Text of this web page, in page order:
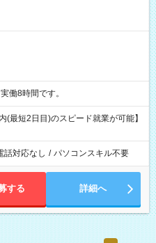
うち実働8時間です。
(最短2日目)のスピード就業が可能】
話対応なし / パソコンスキル不要
する 詳細へ